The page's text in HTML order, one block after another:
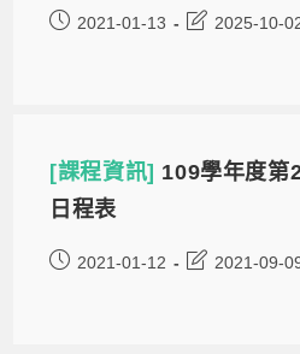
2021-01-13 2025-10-
[課程資訊] 109學年度第
日程表
2021-01-12 2021-09-